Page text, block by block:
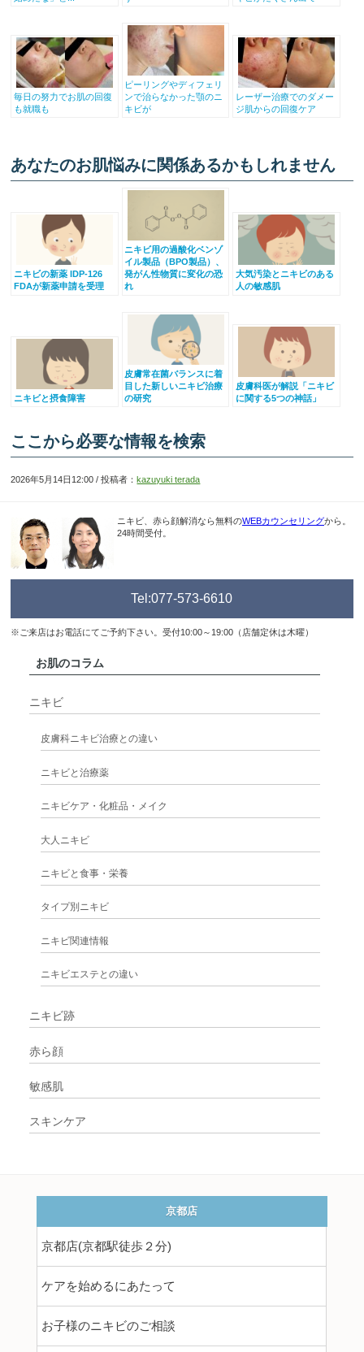
毎日の努力でお肌の回復
も就職も
ピーリングやディフェリ
ンで治らなかった顎のニ
キビが
レーザー治療でのダメー
ジ肌からの回復ケア
あなたのお肌悩みに関係あるかもしれません
ニキビの新薬 IDP-126
FDAが新薬申請を受理
ニキビ用の過酸化ベンゾ
イル製品（BPO製品）、
発がん性物質に変化の恐
れ
大気汚染とニキビのある
人の敏感肌
ニキビと摂食障害
皮膚常在菌バランスに着
目した新しいニキビ治療
の研究
皮膚科医が解説「ニキビ
に関する5つの神話」
ここから必要な情報を検索
2026年5月14日12:00 / 投稿者：kazuyuki terada
ニキビ、赤ら顔解消なら無料のWEBカウンセリングから。
24時間受付。
Tel:077-573-6610
※ご来店はお電話にてご予約下さい。受付10:00～19:00（店舗定休は木曜）
お肌のコラム
ニキビ
皮膚科ニキビ治療との違い
ニキビと治療薬
ニキビケア・化粧品・メイク
大人ニキビ
ニキビと食事・栄養
タイプ別ニキビ
ニキビ関連情報
ニキビエステとの違い
ニキビ跡
赤ら顔
敏感肌
スキンケア
京都店
京都店(京都駅徒歩２分)
ケアを始めるにあたって
お子様のニキビのご相談